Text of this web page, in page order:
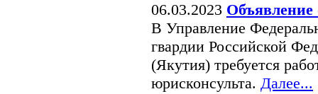
06.03.2023 Объявление
В Управление
гвардии Российской
(Якутия) требуется
юрисконсульта. Далее...